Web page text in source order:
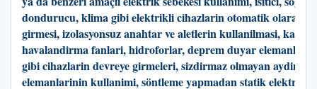
dondurucu, klima gibi elektrikli cihazlarin otomatik olarak
girmesi, izolasyonsuz anahtar ve aletlerin kullanilmasi,
havalandirma fanlari, hidroforlar, deprem duyar elemanlari
gibi cihazlarin devreye girmeleri, sizdirmaz olmayan
elemanlarinin kullanimi, söntleme yapmadan statik